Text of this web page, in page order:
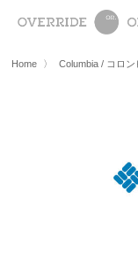
All
Home 〉 Columbia / コロン